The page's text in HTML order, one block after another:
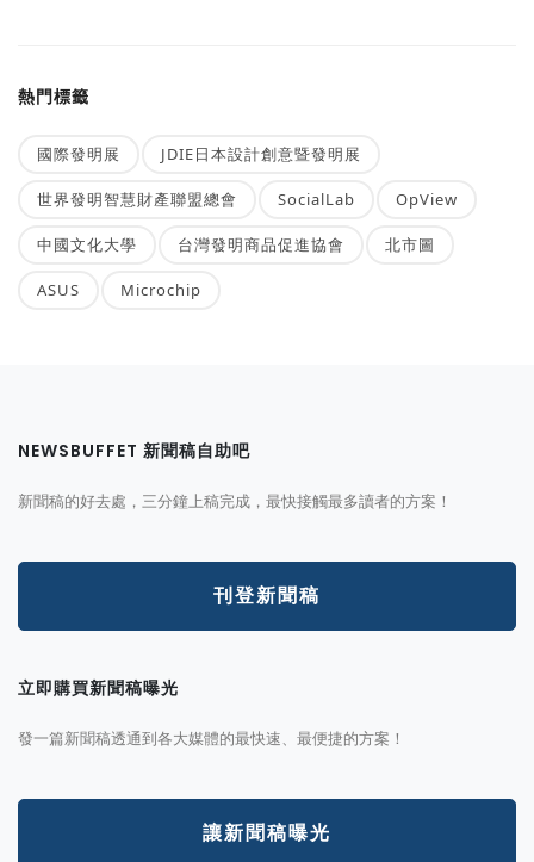
熱門標籤
國際發明展 JDIE日本設計創意暨發明展
世界發明智慧財產聯盟總會 SocialLab OpView
中國文化大學 台灣發明商品促進協會 北市圖
ASUS Microchip
NEWSBUFFET 新聞稿自助吧
新聞稿的好去處，三分鐘上稿完成，最快接觸最多讀者的方案！
刊登新聞稿
立即購買新聞稿曝光
發一篇新聞稿透通到各大媒體的最快速、最便捷的方案！
讓新聞稿曝光